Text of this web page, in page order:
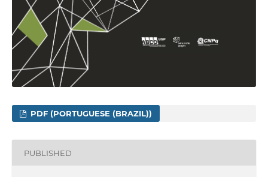
PDF (PORTUGUESE (BRAZIL))
PUBLISHED